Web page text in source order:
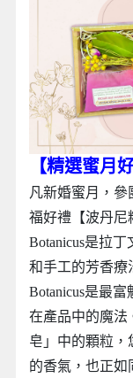
【精選蜜月
凡新婚蜜月，參
福好禮【波丹尼
Botanicus是拉
和手工的芳香療
Botanicus是最
在產品中的魔法
皂」中的顆粒，
的香氣，也正如